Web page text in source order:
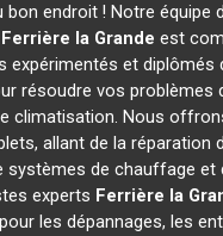
bon endroit ! Notre équipe
Ferrière la Grande est
expérimentés et diplômés
résoudre vos problèmes
climatisation. Nous
allant de la réparation
systèmes de chauffage et
experts Ferrière la
les dépannages, les